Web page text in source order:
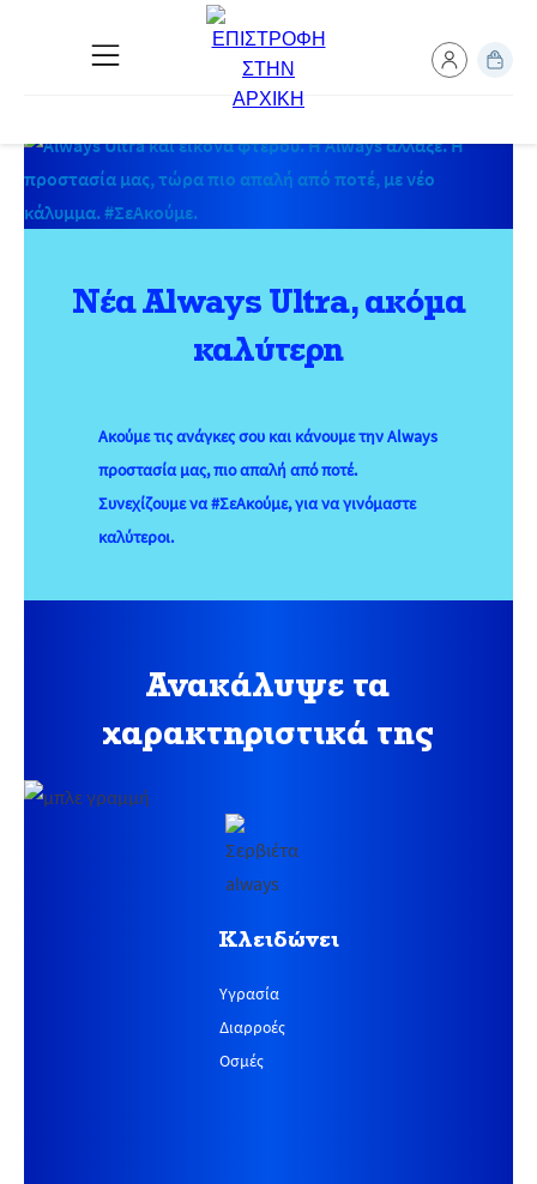
Νέα Always Ultra, ακόμα
καλύτερη
Ακούμε τις ανάγκες σου και κάνουμε την Always
προστασία μας, πιο απαλή από ποτέ.
Συνεχίζουμε να #ΣεΑκούμε, για να γινόμαστε
καλύτεροι.
Ανακάλυψε τα
χαρακτηριστικά της
Κλειδώνει
Υγρασία
Διαρροές
Οσμές